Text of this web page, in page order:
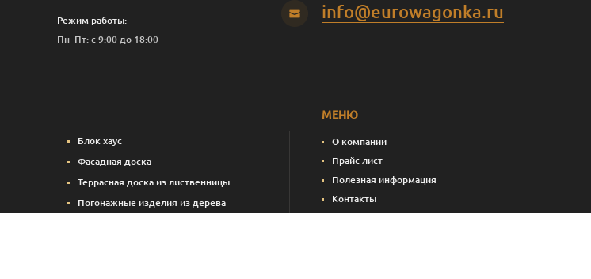
Режим работы:
Пн–Пт: с 9:00 до 18:00
info@eurowagonka.ru
Блок хаус
Фасадная доска
Террасная доска из лиственницы
Погонажные изделия из дерева
МЕНЮ
О компании
Прайс лист
Полезная информация
Контакты